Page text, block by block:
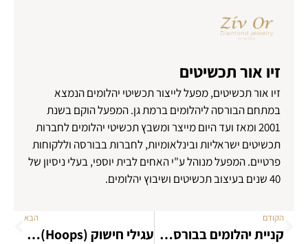
זיו אור תכשיטים
זיו אור תכשיטים, מפעל לייצור תכשיטי יהלומים הנמצא
במתחם הבורסה ליהלומים ברמת גן. המפעל הוקם בשנת
2001 ומאז ועד היום מייצר ומשבץ תכשיטי יהלומים לחברות
תכשיטים ישראליות ובינלאומיות, לחברות בבורסה וללקוחות
פרטיים. המפעל מנוהל ע"י האחים לבית יוספי, בעלי ניסיון של
40 שנים בעיצוב תכשיטים ושיבוץ יהלומים.
הקודם
קניית יהלומים בבורסה ברמת גן: יתרונות הקנייה מהמקור
הבא
עגילי חישוק (Hoops): הגודל כן קובע